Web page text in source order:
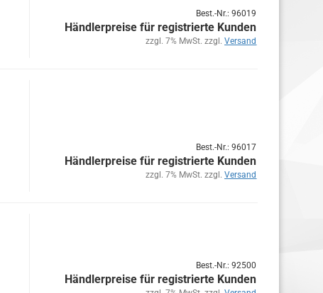
Best.-Nr.: 96019
Händlerpreise für registrierte Kunden
zzgl. 7% MwSt. zzgl.Versand
Best.-Nr.: 96017
Händlerpreise für registrierte Kunden
zzgl. 7% MwSt. zzgl.Versand
Best.-Nr.: 92500
Händlerpreise für registrierte Kunden